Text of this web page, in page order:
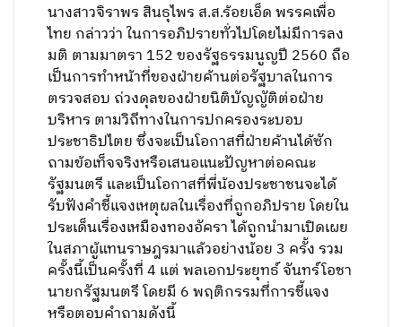
นางสาวจิราพร สินธุไพร ส.ส.ร้อยเอ็ด พรรคเพื่อ
ไทย กล่าวว่า ในการอภิปรายทั่วไปโดยไม่มีการลง
มติ ตามมาตรา 152 ของรัฐธรรมนูญปี 2560 ถือ
เป็นการทำหน้าที่ของฝ่ายค้านต่อรัฐบาลในการ
ตรวจสอบ ถ่วงดุลของฝ่ายนิติบัญญัติต่อฝ่าย
บริหาร ตามวิถีทางในการปกครองระบอบ
ประชาธิปไตย ซึ่งจะเป็นโอกาสที่ฝ่ายค้านได้ซัก
ถามข้อเท็จจริงหรือเสนอแนะปัญหาต่อคณะ
รัฐมนตรี และเป็นโอกาสที่พี่น้องประชาชนจะได้
รับฟังคำชี้แจงเหตุผลในเรื่องที่ถูกอภิปราย โดยใน
ประเด็นเรื่องเหมืองทองอัครา ได้ถูกนำมาเปิดเผย
ในสภาผู้แทนราษฎรมาแล้วอย่างน้อย 3 ครั้ง รวม
ครั้งนี้เป็นครั้งที่ 4 แต่ พลเอกประยุทธ์ จันทร์โอชา
นายกรัฐมนตรี โดยมี 6 พฤติกรรมที่การชี้แจง
หรือตอบคำถามดังนี้